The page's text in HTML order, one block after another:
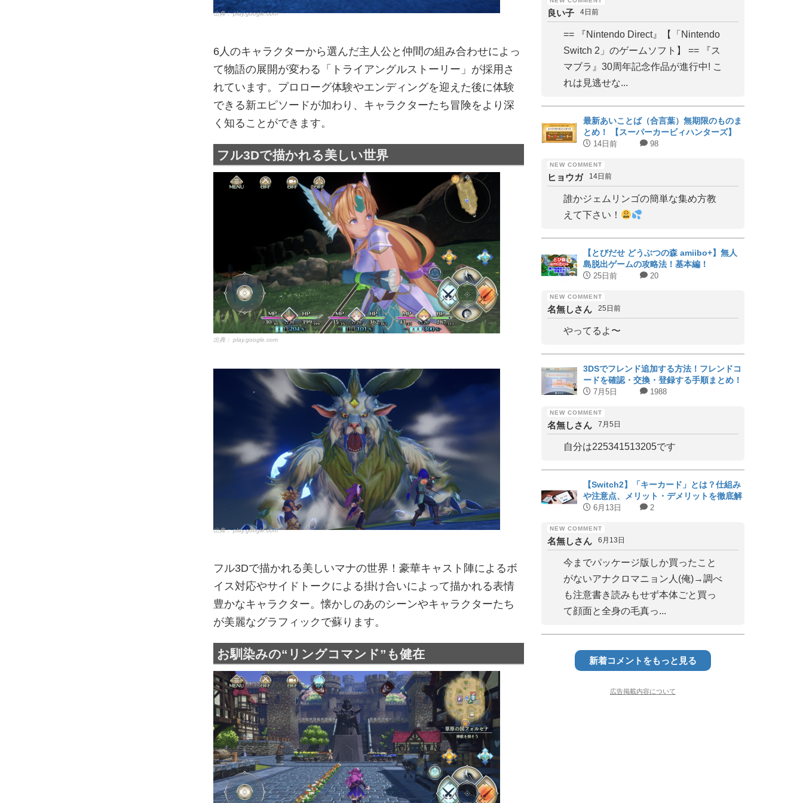
出典：play.google.com
6人のキャラクターから選んだ主人公と仲間の組み合わせによっ
て物語の展開が変わる「トライアングルストーリー」が採用さ
れています。プロローグ体験やエンディングを迎えた後に体験
できる新エピソードが加わり、キャラクターたち冒険をより深
く知ることができます。
フル3Dで描かれる美しい世界
出典： play.google.com
出典：play.google.com
フル3Dで描かれる美しいマナの世界！豪華キャスト陣によるボ
イス対応やサイドトークによる掛け合いによって描かれる表情
豊かなキャラクター。懐かしのあのシーンやキャラクターたち
が美麗なグラフィックで蘇ります。
お馴染みの“リングコマンド”も健在
良い子 4日前
== 『Nintendo Direct』【「Nintendo
Switch 2」のゲームソフト】 == 『ス
マブラ』30周年記念作品が進行中! こ
れは見逃せな...
最新あいことば（合言葉）無期限のものま
とめ！ 【スーパーカービィハンターズ】
14日前 98
ヒョウガ 14日前
誰かジェムリンゴの簡単な集め方教
えて下さい！
【とびだせ どうぶつの森 amiibo+】無人
島脱出ゲームの攻略法！基本編！
25日前 20
名無しさん 25日前
やってるよ〜
3DSでフレンド追加する方法！フレンドコ
ードを確認・交換・登録する手順まとめ！
7月5日 1988
名無しさん 7月5日
自分は225341513205です
【Switch2】「キーカード」とは？仕組み
や注意点、メリット・デメリットを徹底解
説｜対応タイトルまとめ
6月13日 2
名無しさん 6月13日
今までパッケージ版しか買ったこと
がないアナクロマニョン人(俺)→調べ
も注意書き読みもせず本体ごと買っ
て顔面と全身の毛真っ...
新着コメントをもっと見る
広告掲載内容について